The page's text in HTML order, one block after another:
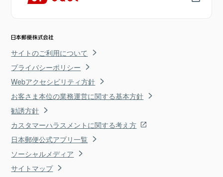
サイトのご利用について
プライバシーポリシー
Webアクセシビリティ方針
お客さま本位の業務運営に関する基本方針
勧誘方針
カスタマーハラスメントに関する考え方
日本郵便公式アプリ一覧
ソーシャルメディア
サイトマップ